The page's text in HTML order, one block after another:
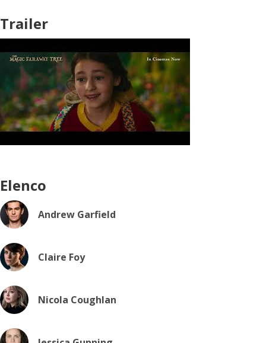
Trailer
Elenco
Andrew Garfield
Claire Foy
Nicola Coughlan